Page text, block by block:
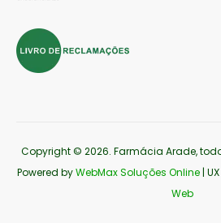
Copyright © 2026. Farmácia Arade,
Powered byWebMax Soluções Online |
Web